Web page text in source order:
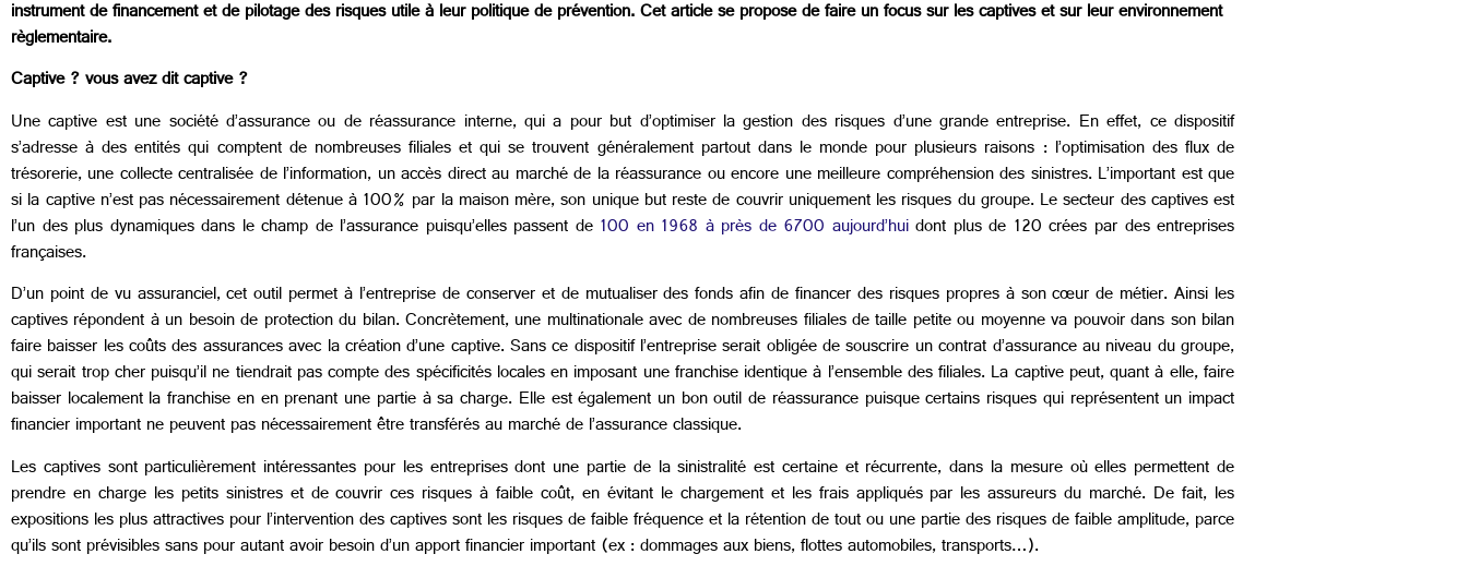
instrument de financement et de pilotage des risques utile à leur politique de prévention. Cet article se propose de faire un focus sur les captives et sur leur environnement
règlementaire.
Captive ? vous avez dit captive ?
Une captive est une société d’assurance ou de réassurance interne, qui a pour but d’optimiser la gestion des risques d’une grande entreprise. En effet, ce dispositif
s’adresse à des entités qui comptent de nombreuses filiales et qui se trouvent généralement partout dans le monde pour plusieurs raisons : l’optimisation des flux de
trésorerie, une collecte centralisée de l’information, un accès direct au marché de la réassurance ou encore une meilleure compréhension des sinistres. L’important est que
si la captive n’est pas nécessairement détenue à 100% par la maison mère, son unique but reste de couvrir uniquement les risques du groupe. Le secteur des captives est
l’un des plus dynamiques dans le champ de l’assurance puisqu’elles passent de 100 en 1968 à près de 6700 aujourd’huidont plus de 120 crées par des entreprises
françaises.
D’un point de vu assuranciel, cet outil permet à l’entreprise de conserver et de mutualiser des fonds afin de financer des risques propres à son cœur de métier. Ainsi les
captives répondent à un besoin de protection du bilan. Concrètement, une multinationale avec de nombreuses filiales de taille petite ou moyenne va pouvoir dans son bilan
faire baisser les coûts des assurances avec la création d’une captive. Sans ce dispositif l’entreprise serait obligée de souscrire un contrat d’assurance au niveau du groupe,
qui serait trop cher puisqu’il ne tiendrait pas compte des spécificités locales en imposant une franchise identique à l’ensemble des filiales. La captive peut, quant à elle, faire
baisser localement la franchise en en prenant une partie à sa charge. Elle est également un bon outil de réassurance puisque certains risques qui représentent un impact
financier important ne peuvent pas nécessairement être transférés au marché de l’assurance classique.
Les captives sont particulièrement intéressantes pour les entreprises dont une partie de la sinistralité est certaine et récurrente, dans la mesure où elles permettent de
prendre en charge les petits sinistres et de couvrir ces risques à faible coût, en évitant le chargement et les frais appliqués par les assureurs du marché. De fait, les
expositions les plus attractives pour l’intervention des captives sont les risques de faiblefréquenceet la rétention de tout ou une partie des risques de faible amplitude, parce
qu’ils sont prévisibles sans pour autant avoir besoin d’un apport financier important (ex : dommages aux biens, flottes automobiles, transports…).